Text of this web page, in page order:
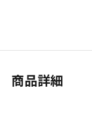
商品詳細